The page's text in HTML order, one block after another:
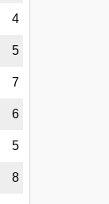
4
5
7
6
5
8